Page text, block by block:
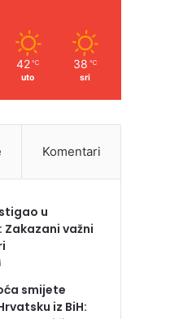
42 ℃
uto
38 ℃
sri
Komentari
u
Zakazani važni
smijete
iz BiH: